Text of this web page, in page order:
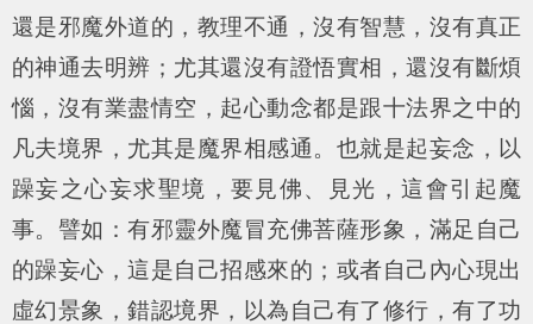
還是邪魔外道的，教理不通，沒有智慧，沒有真正
的神通去明辨；尤其還沒有證悟實相，還沒有斷煩
惱，沒有業盡情空，起心動念都是跟十法界之中的
凡夫境界，尤其是魔界相感通。也就是起妄念，以
躁妄之心妄求聖境，要見佛、見光，這會引起魔
事。譬如：有邪靈外魔冒充佛菩薩形象，滿足自己
的躁妄心，這是自己招感來的；或者自己內心現出
虛幻景象，錯認境界，以為自己有了修行，有了功